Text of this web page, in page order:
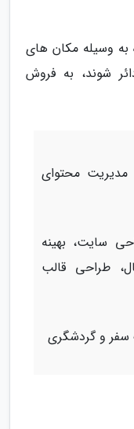
به وسیله مکان های
شوند، به فروش
محتوای
سایت، بهینه
طراحی قالب
سفر و گردشگری